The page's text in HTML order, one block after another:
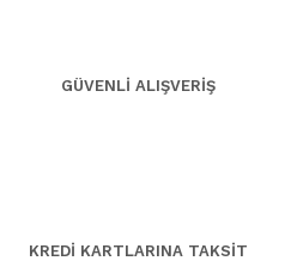
GÜVENLİ ALIŞVERİŞ
KREDİ KARTLARINA TAKSİT